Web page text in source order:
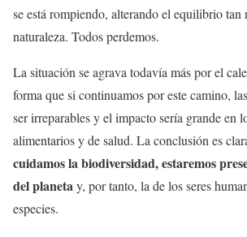
se está rompiendo, alterando el equilibrio tan
naturaleza. Todos perdemos.
La situación se agrava todavía más por el
forma que si continuamos por este camino,
ser irreparables y el impacto sería grande en
alimentarios y de salud. La conclusión es
cuidamos la biodiversidad, estaremos
del planetay, por tanto, la de los seres
especies.